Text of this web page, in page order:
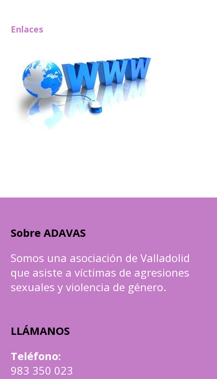
Enlaces
Sobre ADAVAS
Somos una asociación de Valladolid
que asiste a víctimas de agresiones
sexuales y violencia de género.
LLÁMANOS
Teléfono:
983 350 023